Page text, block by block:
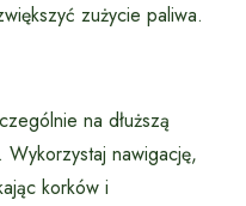
zużycie paliwa.
na dłuższą
nawigację,
korków i